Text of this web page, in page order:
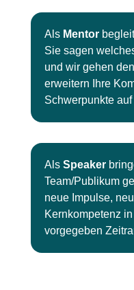
Als Mentor
Sie sagen
und wir gehen
erweitern Ihre
Schwerpunkte
Als Speaker
Team/Publikum
neue Impulse,
Kernkompetenz
vorgegeben